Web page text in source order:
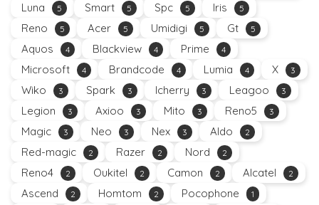
Luna 5 Smart 5 Spc 5 Iris 5
Reno 5 Acer 5 Umidigi 5 Gt 5
Aquos 4 Blackview 4 Prime 4
Microsoft 4 Brandcode 4 Lumia 4 X 3
Wiko 3 Spark 3 Icherry 3 Leagoo 3
Legion 3 Axioo 3 Mito 3 Reno5 3
Magic 3 Neo 3 Nex 3 Aldo 2
Red-magic 2 Razer 2 Nord 2
Reno4 2 Oukitel 2 Camon 2 Alcatel 2
Ascend 2 Homtom 2 Pocophone 1